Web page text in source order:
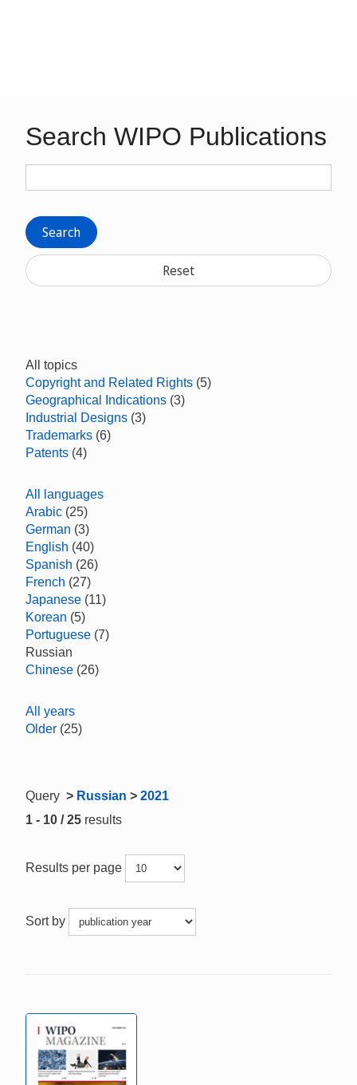
Search WIPO Publications
Search
Reset
All topics
Copyright and Related Rights (5)
Geographical Indications (3)
Industrial Designs (3)
Trademarks (6)
Patents (4)
All languages
Arabic (25)
German (3)
English (40)
Spanish (26)
French (27)
Japanese (11)
Korean (5)
Portuguese (7)
Russian
Chinese (26)
All years
Older (25)
Query > Russian > 2021
1 - 10 / 25 results
Results per page
Sort by